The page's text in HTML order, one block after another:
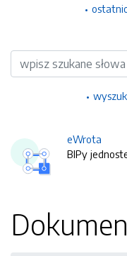
Wyszukiwarka
eWrota
BIPy